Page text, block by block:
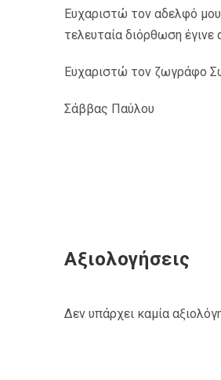
Ευχαριστώ τον αδελφό
τελευταία διόρθωση έγινε
Ευχαριστώ τον ζωγράφο
Σάββας Παύλου
Αξιολογήσεις
Δεν υπάρχει καμία